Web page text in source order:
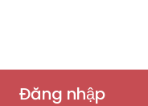
Đăng nhập